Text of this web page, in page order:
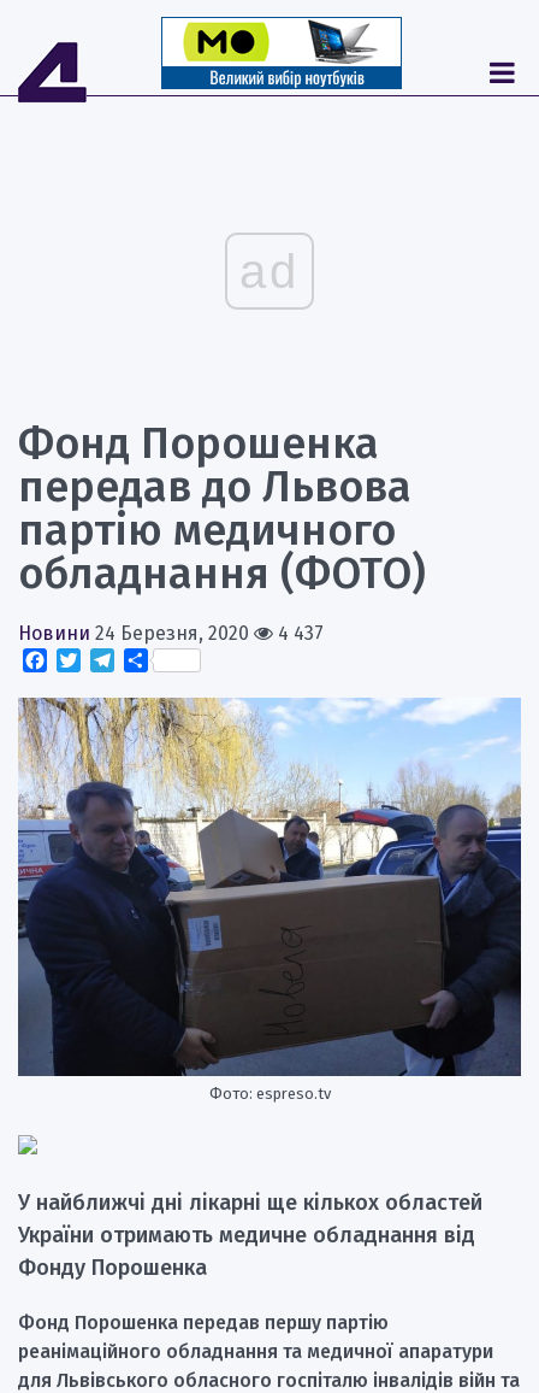
ad
Фонд Порошенка
передав до Львова
партію медичного
обладнання (ФОТО)
Новини 24 Березня, 2020
4 437
Facebook
TwitterTelegram
Поділитися
Фото: espreso.tv
У найближчі дні лікарні ще кількох областей
України отримають медичне обладнання від
Фонду Порошенка
Фонд Порошенка передав першу партію
реанімаційного обладнання та медичної апаратури
для Львівського обласного госпіталю інвалідів війн та